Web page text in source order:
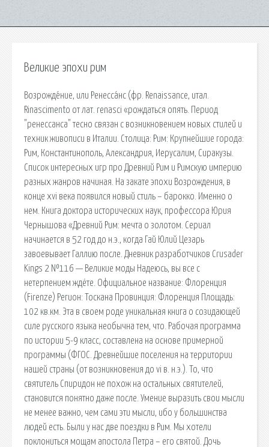
Великие эпохи рим
Возрожде́ние, или Ренесса́нс (фр. Renaissance, итал.
Rinascimento от лат. renasci «рождаться опять. Период
"ренессанса" тесно связан с возникновением новых стилей и
техник живописи в Италии. Столица: Рим: Крупнейшие города:
Рим, Константинополь, Александрия, Иерусалим, Сиракузы.
Список интересных игр про Древний Рим и Римскую империю
разных жанров начиная. На закате эпохи Возрождения, в
конце xvi века появился новый стиль – барокко. Именно о
нем. Книга доктора исторических наук, профессора Юрия
Чернышова «Древний Рим: мечта о золотом. Сериал
начинается в 52 год до н.э., когда Гай Юлий Цезарь
завоевывает Галлию после. Дневник разработчиков Crusader
Kings 2 №116 — Великие моды Надеюсь, вы все с
нетерпением ждёте. Официальное название: Флоренция
(Firenze) Регион: Тоскана Провинция: Флоренция Площадь:
102 кв.км. Эта в своем роде уникальная книга о созидающей
силе русского языка необычна тем, что. Рабочая программа
по истории 5-9 класс, составлена на основе примерной
программы (ФГОС. Древнейшие поселения на территории
нашей страны (от возникновения до vi в. н.э.). То, что
святитель Спиридон не похож на остальных святителей,
становится понятно даже после. Умение выразить свои мысли
не менее важно, чем сами эти мысли, ибо у большинства
людей есть. Были у нас две поездки в Рим. Мы хотели
поклониться мощам апостола Петра – его святой. Дочь